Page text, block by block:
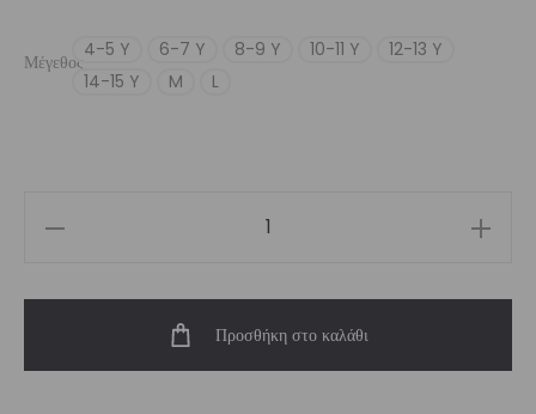
Μέγεθος
4-5 Y 6-7 Y 8-9 Y 10-11 Y
12-13 Y
14-15 Y
M L
Vasiliki
Προσθήκη στο καλάθι